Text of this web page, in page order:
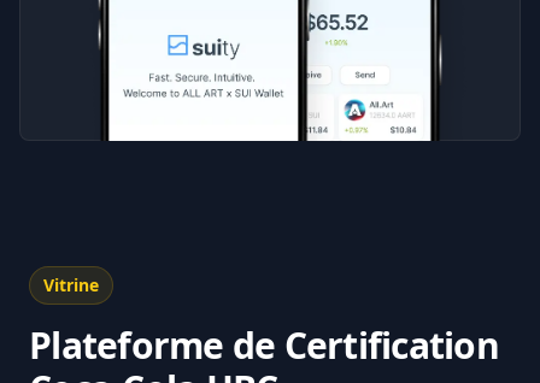
Vitrine
Plateforme de Certification